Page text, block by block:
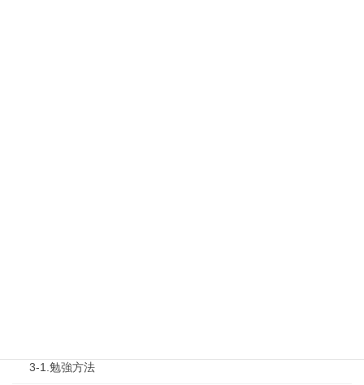
3-1.勉強方法